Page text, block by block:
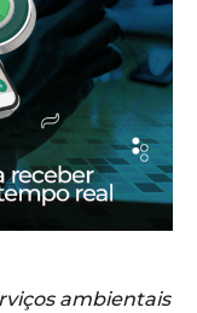
ambientais